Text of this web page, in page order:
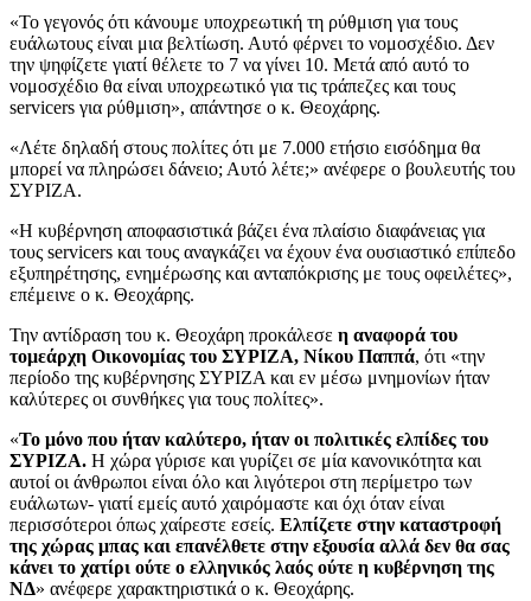
«Το γεγονός ότι κάνουμε υποχρεωτική τη ρύθμιση για τους
ευάλωτους είναι μια βελτίωση. Αυτό φέρνει το νομοσχέδιο. Δεν
την ψηφίζετε γιατί θέλετε το 7 να γίνει 10. Μετά από αυτό το
νομοσχέδιο θα είναι υποχρεωτικό για τις τράπεζες και τους
servicers για ρύθμιση», απάντησε ο κ. Θεοχάρης.
«Λέτε δηλαδή στους πολίτες ότι με 7.000 ετήσιο εισόδημα θα
μπορεί να πληρώσει δάνειο; Αυτό λέτε;» ανέφερε ο βουλευτής του
ΣΥΡΙΖΑ.
«Η κυβέρνηση αποφασιστικά βάζει ένα πλαίσιο διαφάνειας για
τους servicers και τους αναγκάζει να έχουν ένα ουσιαστικό επίπεδο
εξυπηρέτησης, ενημέρωσης και ανταπόκρισης με τους οφειλέτες»,
επέμεινε ο κ. Θεοχάρης.
Την αντίδραση του κ. Θεοχάρη προκάλεσε η αναφορά του
τομεάρχη Οικονομίας του ΣΥΡΙΖΑ, Νίκου Παππά, ότι «την
περίοδο της κυβέρνησης ΣΥΡΙΖΑ και εν μέσω μνημονίων ήταν
καλύτερες οι συνθήκες για τους πολίτες».
«Το μόνο που ήταν καλύτερο, ήταν οι πολιτικές ελπίδες του
ΣΥΡΙΖΑ. Η χώρα γύρισε και γυρίζει σε μία κανονικότητα και
αυτοί οι άνθρωποι είναι όλο και λιγότεροι στη περίμετρο των
ευάλωτων- γιατί εμείς αυτό χαιρόμαστε και όχι όταν είναι
περισσότεροι όπως χαίρεστε εσείς. Ελπίζετε στην καταστροφή
της χώρας μπας και επανέλθετε στην εξουσία αλλά δεν θα σας
κάνει το χατίρι ούτε ο ελληνικός λαός ούτε η κυβέρνηση της
ΝΔ» ανέφερε χαρακτηριστικά ο κ. Θεοχάρης.